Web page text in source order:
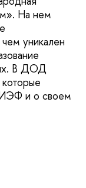
На нем
уникален
В ДОД
и о своем